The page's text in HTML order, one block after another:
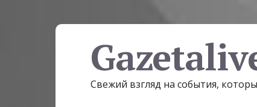
Свежий взгляд на события,